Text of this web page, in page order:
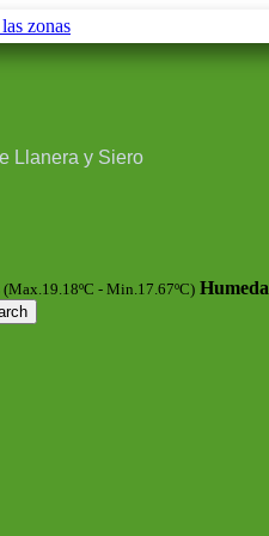
Llanera y Siero
(Max.19.18ºC - Min.17.67ºC)